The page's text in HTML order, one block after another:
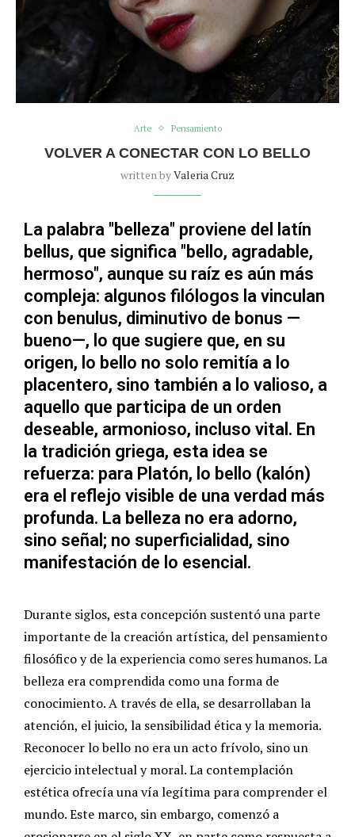
Arte Pensamiento
VOLVER A CONECTAR CON LO BELLO
written byValeria Cruz
La palabra "belleza" proviene del latín
bellus, que significa "bello, agradable,
hermoso", aunque su raíz es aún más
compleja: algunos filólogos la vinculan
con benulus, diminutivo de bonus —
bueno—, lo que sugiere que, en su
origen, lo bello no solo remitía a lo
placentero, sino también a lo valioso, a
aquello que participa de un orden
deseable, armonioso, incluso vital. En
la tradición griega, esta idea se
refuerza: para Platón, lo bello (kalón)
era el reflejo visible de una verdad más
profunda. La belleza no era adorno,
sino señal; no superficialidad, sino
manifestación de lo esencial.
Durante siglos, esta concepción sustentó una parte
importante de la creación artística, del pensamiento
filosófico y de la experiencia como seres humanos. La
belleza era comprendida como una forma de
conocimiento. A través de ella, se desarrollaban la
atención, el juicio, la sensibilidad ética y la memoria.
Reconocer lo bello no era un acto frívolo, sino un
ejercicio intelectual y moral. La contemplación
estética ofrecía una vía legítima para comprender el
mundo. Este marco, sin embargo, comenzó a